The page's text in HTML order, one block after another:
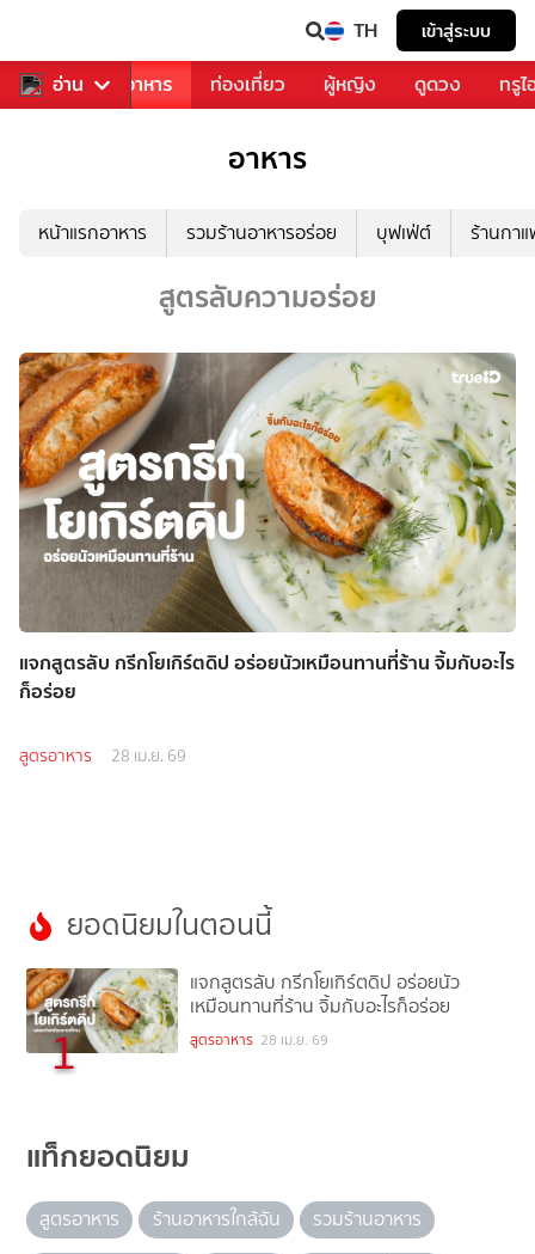
TH เข้าสู่ระบบ
อ่าน
การเพลง อาหาร ท่องเที่ยว ผู้หญิง ดูดวง ทรู
อาหาร
หน้าแรกอาหาร รวมร้านอาหารอร่อย บุฟเฟ่ต์ ร้านกา
สูตรลับความอร่อย
แจกสูตรลับ กรีกโยเกิร์ตดิป อร่อยนัวเหมือนทานที่ร้าน จิ้มกับอะไร
ก็อร่อย
สูตรอาหาร 28 เม.ย. 69
ยอดนิยมในตอนนี้
1
แจกสูตรลับ กรีกโยเกิร์ตดิป อร่อยนัว
เหมือนทานที่ร้าน จิ้มกับอะไรก็อร่อย
สูตรอาหาร 28 เม.ย. 69
แท็กยอดนิยม
สูตรอาหาร ร้านอาหารใกล้ฉัน
รวมร้านอาหาร